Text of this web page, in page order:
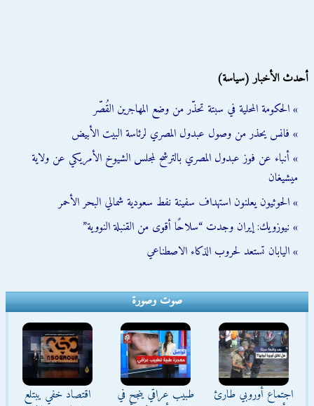
أحدث الأخبار (سياسة)
» الحكومة المحلية في سبتة تحذّر من وضع المهاجرين القُصّر
» فانس يحذر من وصول عبدول المصري لرئاسة البيت الأبيض
» أنباء عن فوز عبدول المصري بالترشح لمجلس الشيوخ الأمريكي عن ولاية
ميشيغان
» الحوثيون يعلنون استهداف سفينة نفط سعودية شمالي البحر الأحمر
» نيوزويك: إيران وجدت “سلاحًا أقوى من القنبلة النووية”
» اليابان تستعد لحروب الذكاء الاصطناعي
صوت وصورة
اجتماع أوروبي طارئ
طبيب عراقي ينجح في
اقتصاد خفي يبتلع